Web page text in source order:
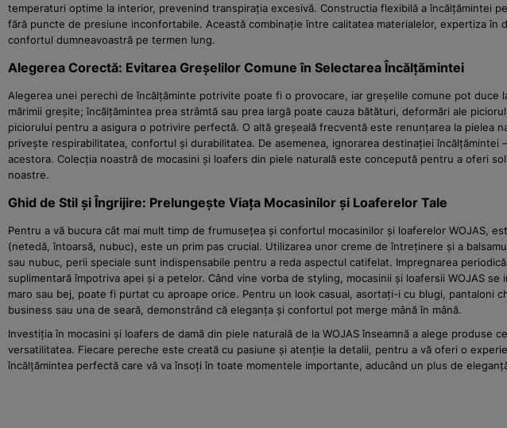
temperaturi optime la interior, prevenind transpirația excesivă. Constructia flexibilă a încălțămintei
fără puncte de presiune inconfortabile. Această combinație între calitatea materialelor, expertiza
confortul dumneavoastră pe termen lung.
Alegerea Corectă: Evitarea Greșelilor Comune în Selectarea Încălțămintei
Alegerea unei perechi de încălțăminte potrivite poate fi o provocare, iar greșelile comune pot
mărimii greșite; încălțămintea prea strâmtă sau prea largă poate cauza bătături, deformări ale
piciorului pentru a asigura o potrivire perfectă. O altă greșeală frecventă este renunțarea la
privește respirabilitatea, confortul și durabilitatea. De asemenea, ignorarea destinației
acestora. Colecția noastră de mocasini și loafers din piele naturală este concepută pentru a oferi
noastre.
Ghid de Stil și Îngrijire: Prelungește Viața Mocasinilor și Loaferelor Tale
Pentru a vă bucura cât mai mult timp de frumusețea și confortul mocasinilor și loaferelor WOJAS,
(netedă, întoarsă, nubuc), este un prim pas crucial. Utilizarea unor creme de întreținere și a
sau nubuc, perii speciale sunt indispensabile pentru a reda aspectul catifelat. Impregnarea
suplimentară împotriva apei și a petelor. Când vine vorba de styling, mocasinii și loafersii WOJAS
maro sau bej, poate fi purtat cu aproape orice. Pentru un look casual, asortați-i cu blugi,
business sau una de seară, demonstrând că eleganța și confortul pot merge mână în mână.
Investiția în mocasini și loafers de damă din piele naturală de la WOJAS înseamnă a alege
versatilitatea. Fiecare pereche este creată cu pasiune și atenție la detalii, pentru a vă oferi o
încălțămintea perfectă care vă va însoți în toate momentele importante, aducând un plus de